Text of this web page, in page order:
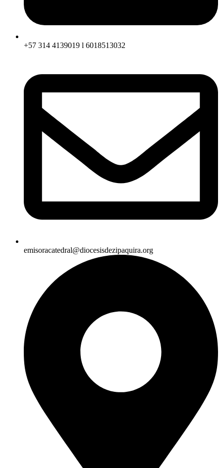
+57 314 4139019 l 6018513032
emisoracatedral@diocesisdezipaquira.org